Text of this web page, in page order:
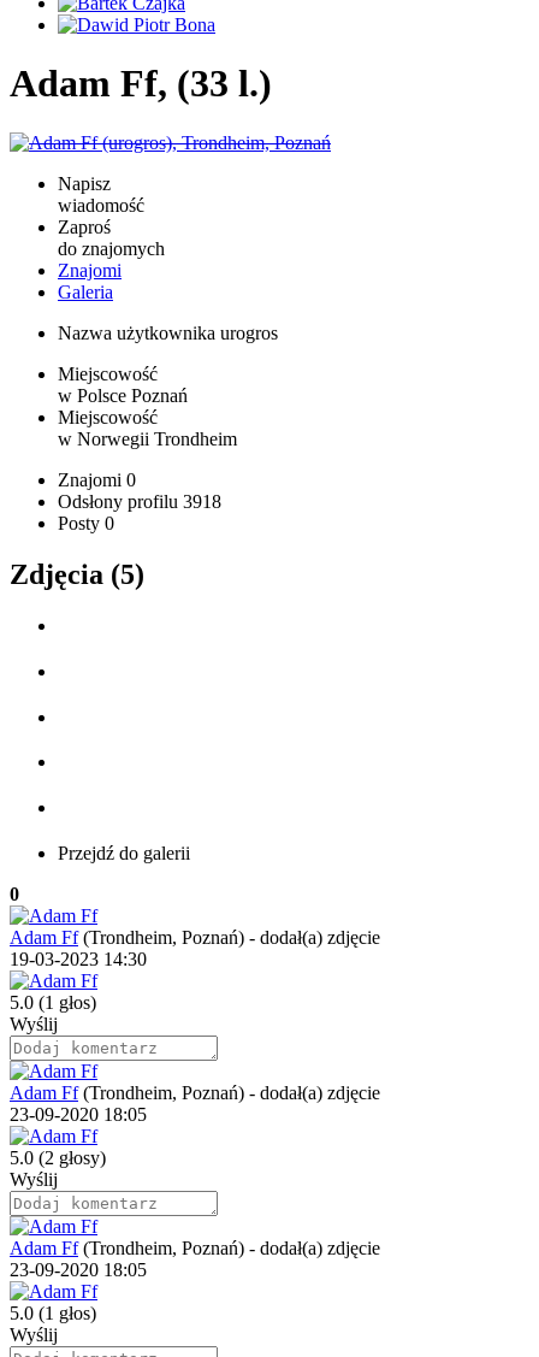
Adam Ff, (33 l.)
Napisz
wiadomość
Zaproś
do znajomych
Znajomi
Galeria
Nazwa użytkownika urogros
Miejscowość
w Polsce Poznań
Miejscowość
w Norwegii Trondheim
Znajomi 0
Odsłony profilu 3918
Posty 0
Zdjęcia (5)
Przejdź do galerii
0
Adam Ff (Trondheim, Poznań) - dodał(a) zdjęcie
19-03-2023 14:30
5.0 (1 głos)
Wyślij
Adam Ff (Trondheim, Poznań) - dodał(a) zdjęcie
23-09-2020 18:05
5.0 (2 głosy)
Wyślij
Adam Ff (Trondheim, Poznań) - dodał(a) zdjęcie
23-09-2020 18:05
5.0 (1 głos)
Wyślij